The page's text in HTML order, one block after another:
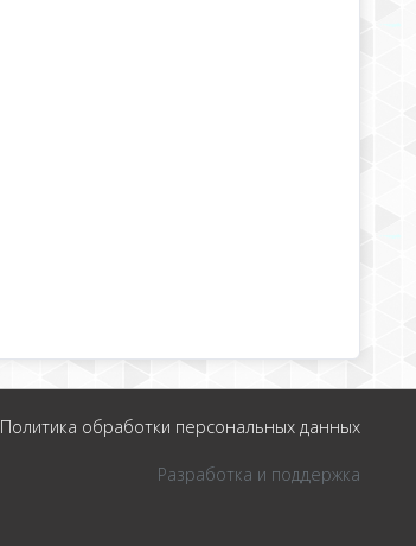
Политика обработки персональных данных
Разработка и поддержка